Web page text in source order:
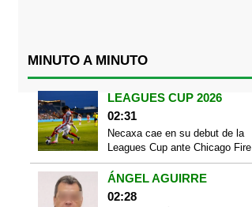
MINUTO A MINUTO
LEAGUES CUP 2026
02:31
Necaxa cae en su debut de la
Leagues Cup ante Chicago Fire
ÁNGEL AGUIRRE
02:28